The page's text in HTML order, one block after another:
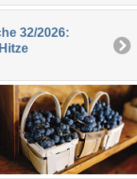
32/2026: